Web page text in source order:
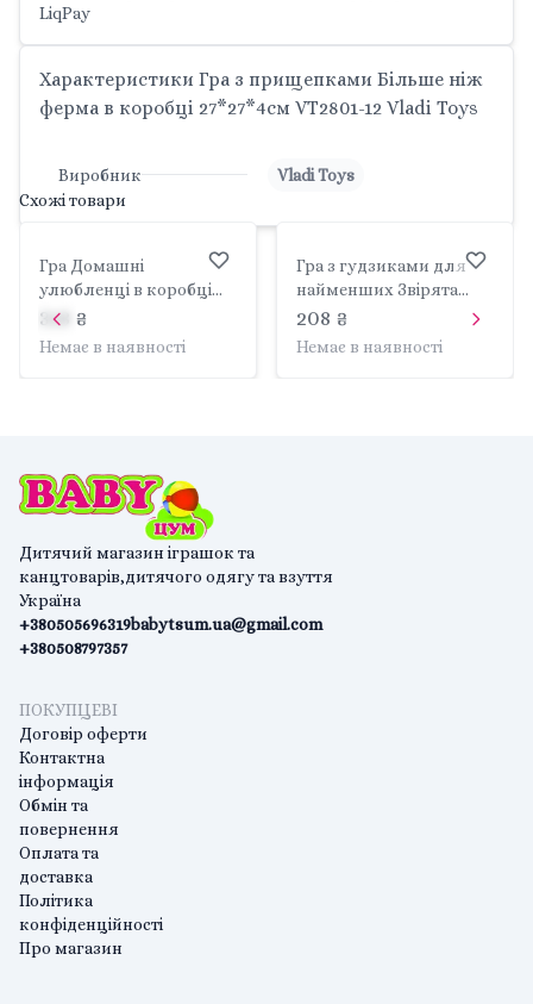
LiqPay
Характеристики Гра з прищепками Більше ніж
ферма в коробці 27*27*4см VT2801-12 Vladi Toys
Виробник
Vladi Toys
Схожі товари
Гра Домашні
улюбленці в коробці
28*19*6см VT2312-07 Vladi
Toys
318 ₴
Немає в наявності
Гра з гудзиками для
найменших Звірята
коробка 25*12*5см
VT2905-11 Vladi Toys
208 ₴
Немає в наявності
Дитячий магазин іграшок та
канцтоварів,дитячого одягу та взуття
Україна
+380505696319
+380508797357
babytsum.ua@gmail.com
ПОКУПЦЕВІ
Договір оферти
Контактна
інформація
Обмін та
повернення
Оплата та
доставка
Політика
конфіденційності
Про магазин